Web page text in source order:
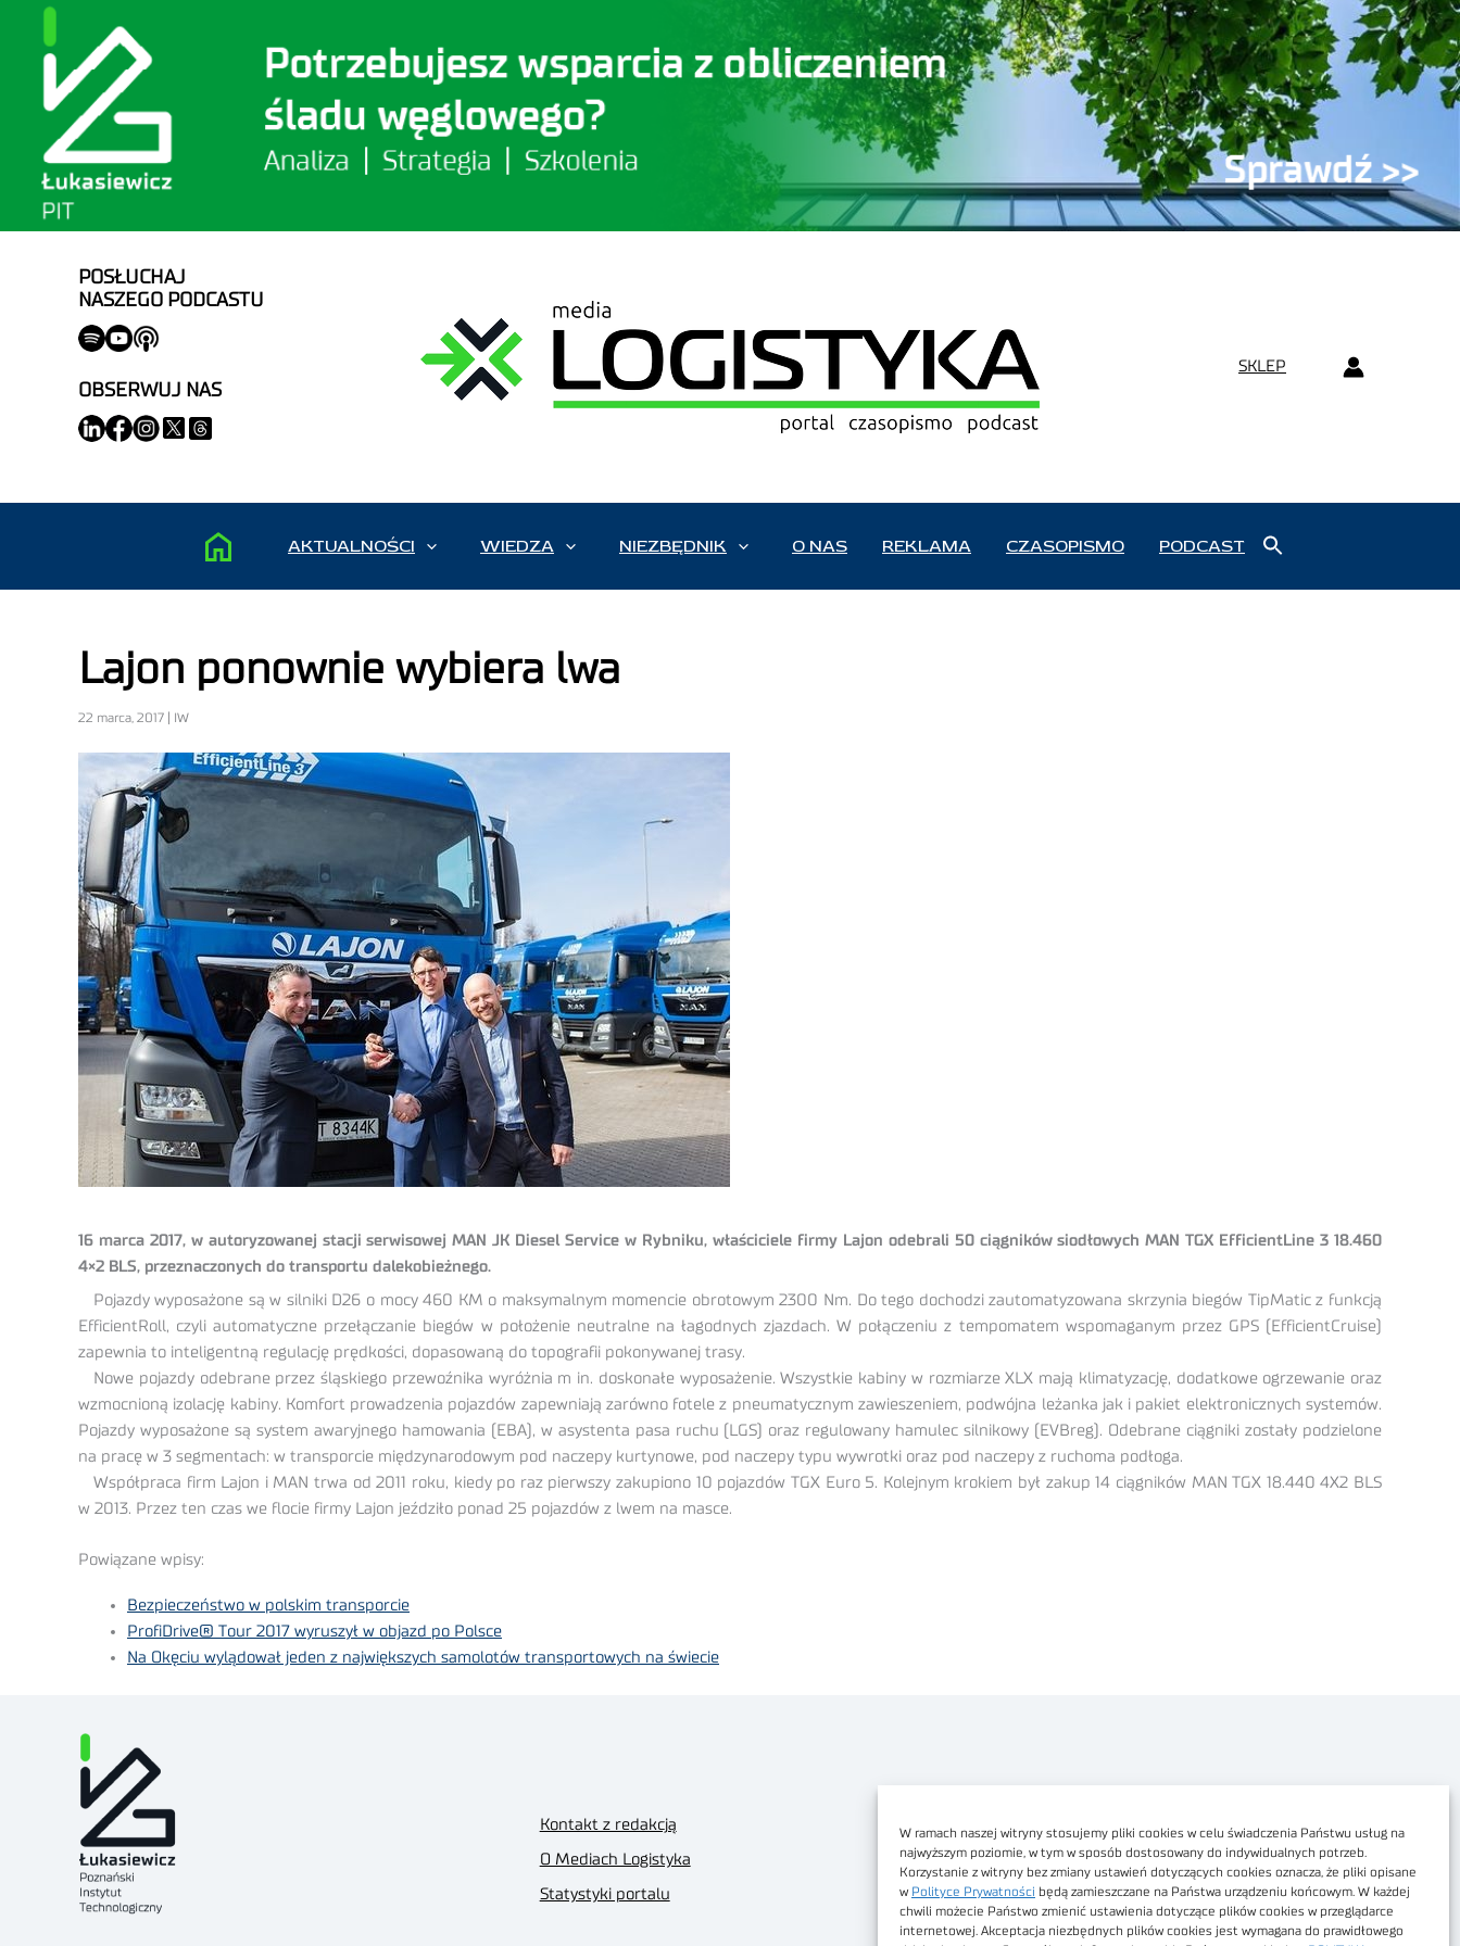
W ramach naszej witryny stosujemy pliki cookies w celu świadczenia Państwu usług na
najwyższym poziomie, w tym w sposób dostosowany do indywidualnych potrzeb.
Korzystanie z witryny bez zmiany ustawień dotyczących cookies oznacza, że pliki opisane
w Polityce Prywatności będą zamieszczane na Państwa urządzeniu końcowym. W każdej
chwili możecie Państwo zmienić ustawienia dotyczące plików cookies w przeglądarce
internetowej. Akceptacja niezbędnych plików cookies jest wymagana do prawidłowego
POSŁUCHAJ
NASZEGO PODCASTU
OBSERWUJ NAS
SKLEP
AKTUALNOŚCI WIEDZA NIEZBĘDNIK O NAS REKLAMA CZASOPISMO PODCAST
Lajon ponownie wybiera lwa
22 marca, 2017 | IW
16 marca 2017, w autoryzowanej stacji serwisowej MAN JK Diesel Service w Rybniku, właściciele firmy Lajon odebrali 50 ciągników siodłowych MAN TGX EfficientLine 3 18.460
4×2 BLS, przeznaczonych do transportu dalekobieżnego.
Pojazdy wyposażone są w silniki D26 o mocy 460 KM o maksymalnym momencie obrotowym 2300 Nm. Do tego dochodzi zautomatyzowana skrzynia biegów TipMatic z funkcją
EfficientRoll, czyli automatyczne przełączanie biegów w położenie neutralne na łagodnych zjazdach. W połączeniu z tempomatem wspomaganym przez GPS (EfficientCruise)
zapewnia to inteligentną regulację prędkości, dopasowaną do topografii pokonywanej trasy.
Nowe pojazdy odebrane przez śląskiego przewoźnika wyróżnia m in. doskonałe wyposażenie. Wszystkie kabiny w rozmiarze XLX mają klimatyzację, dodatkowe ogrzewanie oraz
wzmocnioną izolację kabiny. Komfort prowadzenia pojazdów zapewniają zarówno fotele z pneumatycznym zawieszeniem, podwójna leżanka jak i pakiet elektronicznych systemów.
Pojazdy wyposażone są system awaryjnego hamowania (EBA), w asystenta pasa ruchu (LGS) oraz regulowany hamulec silnikowy (EVBreg). Odebrane ciągniki zostały podzielone
na pracę w 3 segmentach: w transporcie międzynarodowym pod naczepy kurtynowe, pod naczepy typu wywrotki oraz pod naczepy z ruchoma podłoga.
Współpraca firm Lajon i MAN trwa od 2011 roku, kiedy po raz pierwszy zakupiono 10 pojazdów TGX Euro 5. Kolejnym krokiem był zakup 14 ciągników MAN TGX 18.440 4X2 BLS
w 2013. Przez ten czas we flocie firmy Lajon jeździło ponad 25 pojazdów z lwem na masce.
Powiązane wpisy:
Bezpieczeństwo w polskim transporcie
ProfiDrive® Tour 2017 wyruszył w objazd po Polsce
Na Okęciu wylądował jeden z największych samolotów transportowych na świecie
Kontakt z redakcją
O Mediach Logistyka
Statystyki portalu
Dostępność cyfrowa
Regulamin Portalu
Regulamin sklepu